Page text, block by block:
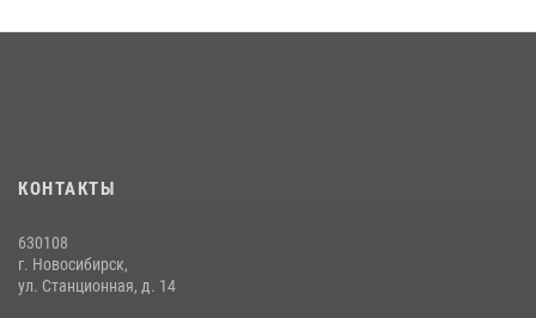
Росгвардии задержан подозреваемый в грабеже
За серию краж экипажем вневедомственной охраны Росгвардии
КОНТАКТЫ
630108
г. Новосибирск,
ул. Станционная, д. 14